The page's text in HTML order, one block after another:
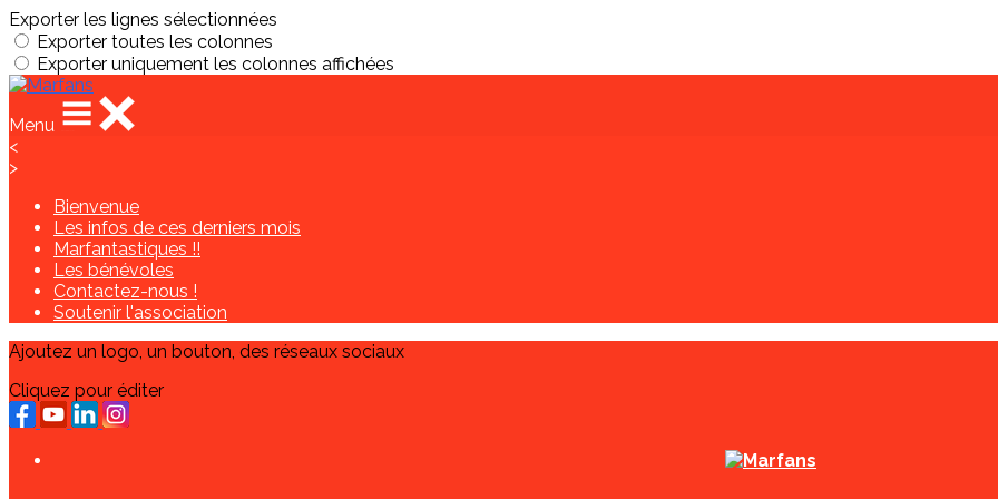
Exporter les lignes sélectionnées
Exporter toutes les colonnes
Exporter uniquement les colonnes affichées
Menu
<
>
Bienvenue
Les infos de ces derniers mois
Marfantastiques !!
Les bénévoles
Contactez-nous !
Soutenir l'association
Ajoutez un logo, un bouton, des réseaux sociaux
Cliquez pour éditer